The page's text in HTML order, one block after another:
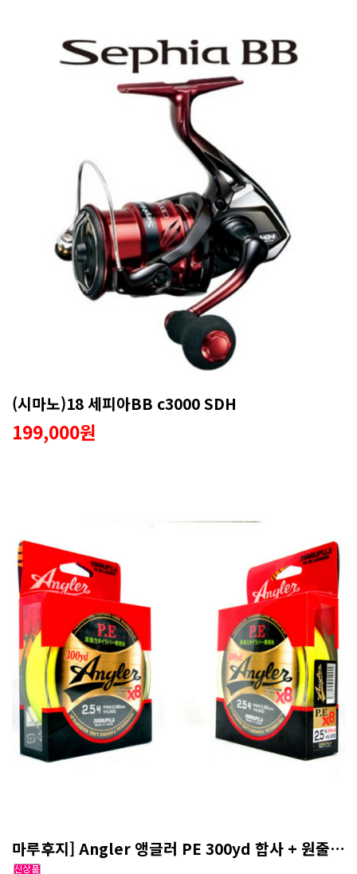
(시마노)18 세피아BB c3000 SDH
199,000원
마루후지] Angler 앵글러 PE 300yd 합사 + 원줄 이벤트